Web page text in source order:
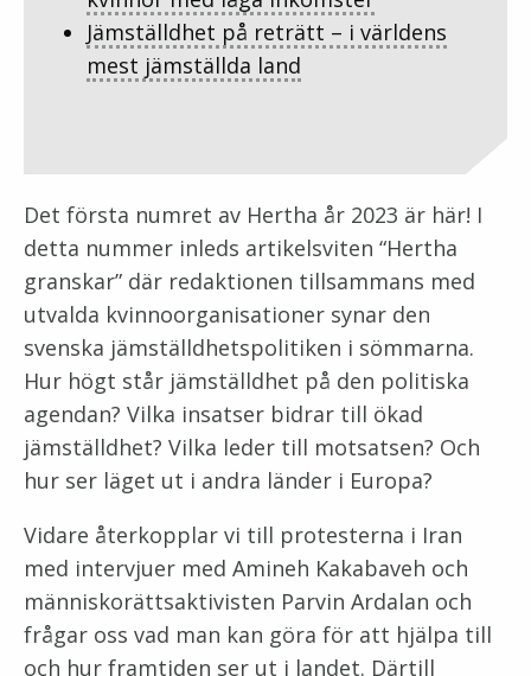
Jämställdhet på reträtt – i världens
mest jämställda land
Det första numret av Hertha år 2023 är här! I
detta nummer inleds artikelsviten “Hertha
granskar” där redaktionen tillsammans med
utvalda kvinnoorganisationer synar den
svenska jämställdhetspolitiken i sömmarna.
Hur högt står jämställdhet på den politiska
agendan? Vilka insatser bidrar till ökad
jämställdhet? Vilka leder till motsatsen? Och
hur ser läget ut i andra länder i Europa?
Vidare återkopplar vi till protesterna i Iran
med intervjuer med Amineh Kakabaveh och
människorättsaktivisten Parvin Ardalan och
frågar oss vad man kan göra för att hjälpa till
och hur framtiden ser ut i landet. Därtill